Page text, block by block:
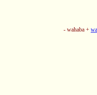
- wahaba +